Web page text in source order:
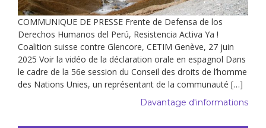
COMMUNIQUE DE PRESSE Frente de Defensa de los
Derechos Humanos del Perú, Resistencia Activa Ya !
Coalition suisse contre Glencore, CETIM Genève, 27 juin
2025 Voir la vidéo de la déclaration orale en espagnol Dans
le cadre de la 56e session du Conseil des droits de l’homme
des Nations Unies, un représentant de la communauté […]
Davantage d'informations